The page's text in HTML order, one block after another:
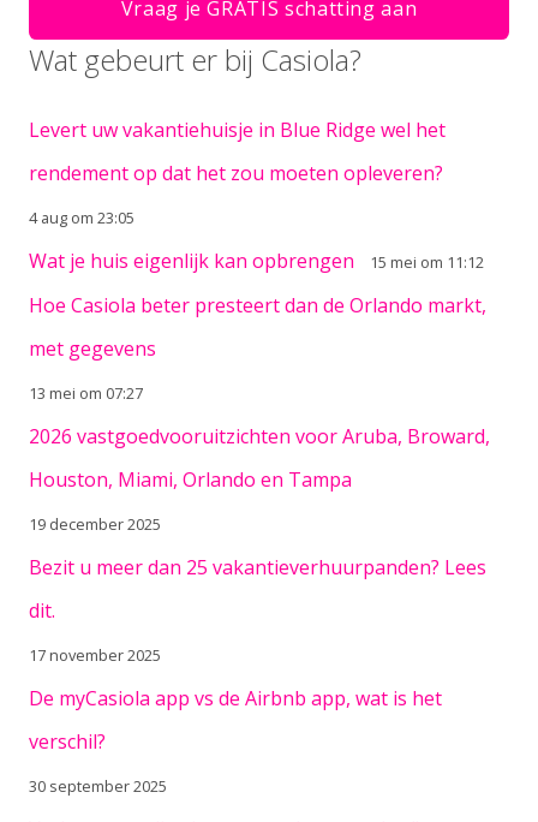
Wat gebeurt er bij Casiola?
Levert uw vakantiehuisje in Blue Ridge wel het
rendement op dat het zou moeten opleveren?
4 aug om 23:05
Wat je huis eigenlijk kan opbrengen 15 mei om 11:12
Hoe Casiola beter presteert dan de Orlando markt,
met gegevens
13 mei om 07:27
2026 vastgoedvooruitzichten voor Aruba, Broward,
Houston, Miami, Orlando en Tampa
19 december 2025
Bezit u meer dan 25 vakantieverhuurpanden? Lees
dit.
17 november 2025
De myCasiola app vs de Airbnb app, wat is het
verschil?
30 september 2025